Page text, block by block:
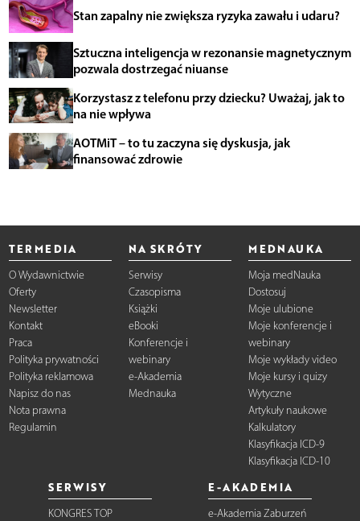
Stan zapalny nie zwiększa ryzyka zawału i udaru?
Sztuczna inteligencja w rezonansie magnetycznym
pozwala dostrzegać niuanse
Korzystasz z telefonu przy dziecku? Uważaj, jak to
na nie wpływa
AOTMiT – to tu zaczyna się dyskusja, jak
finansować zdrowie
TERMEDIA
O Wydawnictwie
Oferty
Newsletter
Kontakt
Praca
Polityka prywatności
Polityka reklamowa
Napisz do nas
Nota prawna
Regulamin
NA SKRÓTY
Serwisy
Czasopisma
Książki
eBooki
Konferencje i
webinary
e-Akademia
Mednauka
MEDNAUKA
Moja medNauka
Dostosuj
Moje ulubione
Moje konferencje i
webinary
Moje wykłady video
Moje kursy i quizy
Wytyczne
Artykuły naukowe
Kalkulatory
Klasyfikacja ICD-9
Klasyfikacja ICD-10
SERWISY
KONGRES TOP
E-AKADEMIA
e-Akademia Zaburzeń